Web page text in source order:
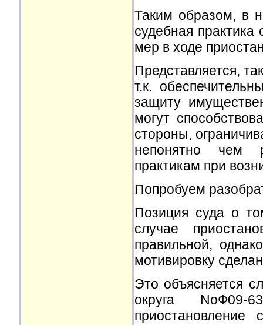
Таким образом, в
судебная
мер в ходе
Представляется,
т.к.
защиту
могут
стороны,
непонятно чем
практикам при
Попробуем
Позиция суда о
случае
правильной,
мотивировку
Это объясняется
округа NoФ09-